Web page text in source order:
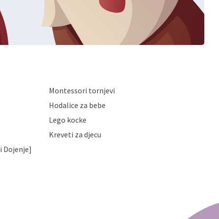
Montessori tornjevi
Hodalice za bebe
Lego kocke
Kreveti za djecu
Dojenje]